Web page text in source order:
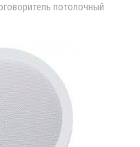
потолочный